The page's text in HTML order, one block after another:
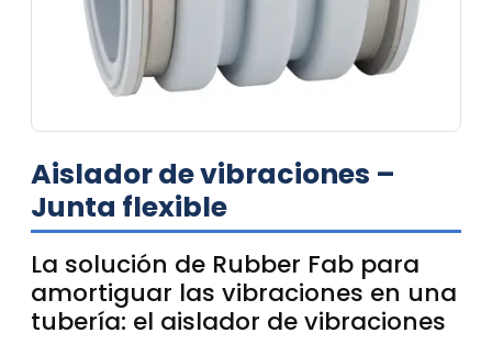
Aislador de vibraciones –
Junta flexible
La solución de Rubber Fab para
amortiguar las vibraciones en una
tubería: el aislador de vibraciones